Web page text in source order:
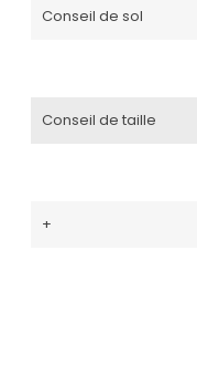
Conseil de sol
Conseil de taille
+